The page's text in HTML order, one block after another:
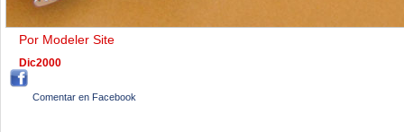
Por Modeler Site
Dic2000
Comentar en Facebook